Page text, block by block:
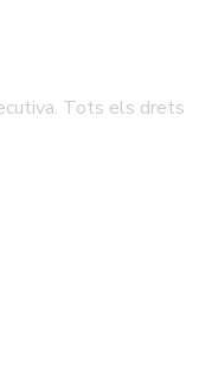
Tots els drets